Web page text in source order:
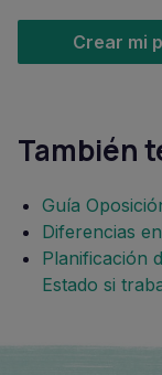
Crear mi
También
Guía
Diferencias
Planificación
Estado si